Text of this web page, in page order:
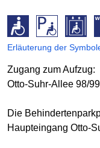
Erläuterung der
Zugang zum Aufzug:
Otto-Suhr-Allee 98/
Die
Haupteingang Otto-